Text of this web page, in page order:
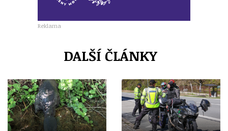
Reklama
DALŠÍ ČLÁNKY